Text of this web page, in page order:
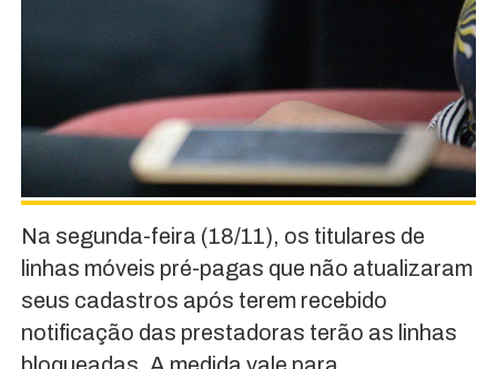
Na segunda-feira (18/11), os titulares de
linhas móveis pré-pagas que não atualizaram
seus cadastros após terem recebido
notificação das prestadoras terão as linhas